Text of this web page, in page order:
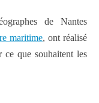
de Nantes
maritime, ont réalisé
ce que souhaitent les